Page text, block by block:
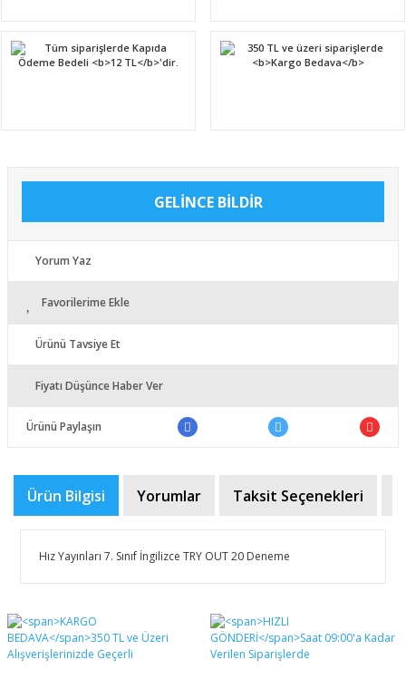
GELİNCE BİLDİR
Yorum Yaz
Favorilerime Ekle
Ürünü Tavsiye Et
Fiyatı Düşünce Haber Ver
Ürünü Paylaşın
Ürün Bilgisi Yorumlar Taksit Seçenekleri
Hız Yayınları 7. Sınıf İngilizce TRY OUT 20 Deneme
Bu ürüne ilk yorumu siz yapın!
Bu ürünün fiyat bilgisi, resim, ürün açıklamalarında ve
diğer konularda yetersiz gördüğünüz noktaları öneri
formunu kullanarak tarafımıza iletebilirsiniz.
Görüş ve önerileriniz için teşekkür ederiz.